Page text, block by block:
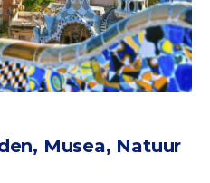
Musea, Natuur